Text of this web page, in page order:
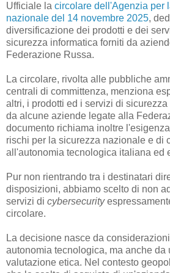
Ufficiale la circolare dell'Agenzia per
nazionale del 14 novembre 2025,
diversificazione dei prodotti e dei
sicurezza informatica forniti da
Federazione Russa.
La circolare, rivolta alle pubbliche
centrali di committenza, menziona
altri, i prodotti ed i servizi di sicurezza
da alcune aziende legate alla
documento richiama inoltre
rischi per la sicurezza nazionale e di
all'autonomia tecnologica italiana ed
Pur non rientrando tra i destinatari
disposizioni, abbiamo scelto di non
servizi di cybersecurity
circolare.
La decisione nasce da
autonomia tecnologica, ma anche da
valutazione etica. Nel contesto